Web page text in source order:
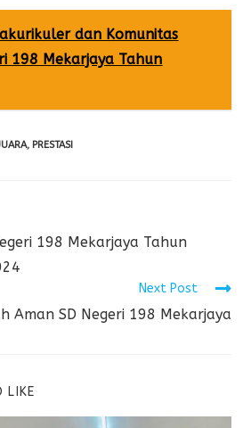
dan Komunitas
198 Mekarjaya Tahun
, PRESTASI
198 Mekarjaya Tahun
Next Post
Aman SD Negeri 198 Mekarjaya
LIKE